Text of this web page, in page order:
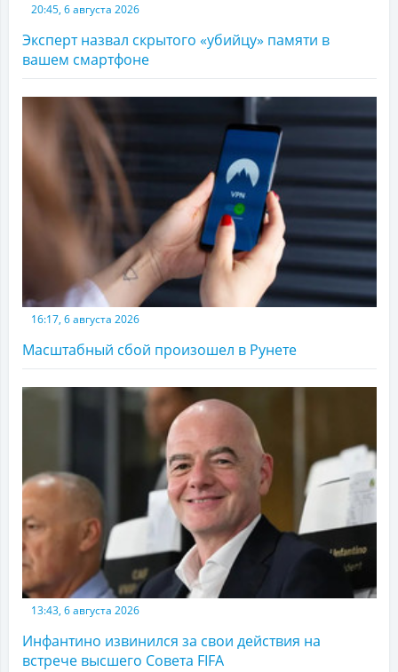
20:45, 6 августа 2026
Эксперт назвал скрытого «убийцу» памяти в
вашем смартфоне
16:17, 6 августа 2026
Масштабный сбой произошел в Рунете
13:43, 6 августа 2026
Инфантино извинился за свои действия на
встрече высшего Совета FIFA